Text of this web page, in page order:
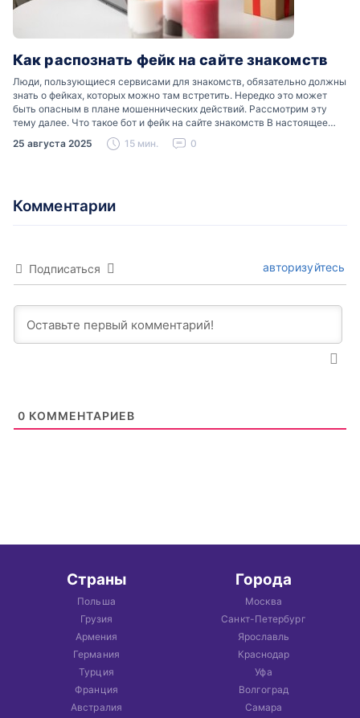
Как распознать фейк на сайте знакомств
Люди, пользующиеся сервисами для знакомств, обязательно должны
знать о фейках, которых можно там встретить. Нередко это может
быть опасным в плане мошеннических действий. Рассмотрим эту
тему далее. Что такое бот и фейк на сайте знакомств В настоящее
время можно встретить свою…
25 августа 2025 15 мин. 0
Комментарии
Подписаться авторизуйтесь
0 КОММЕНТАРИЕВ
Страны
Польша
Грузия
Армения
Германия
Турция
Франция
Австралия
Города
Москва
Санкт-Петербург
Ярославль
Краснодар
Уфа
Волгоград
Самара